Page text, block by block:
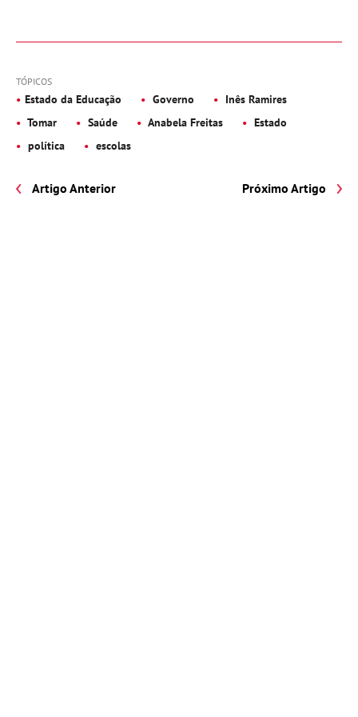
TÓPICOS
Estado da Educação Governo
Inês Ramires
Tomar
Saúde Anabela Freitas
Estado
política
escolas
Artigo Anterior Próximo Artigo